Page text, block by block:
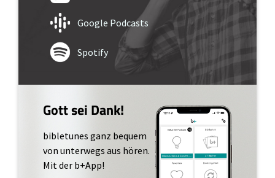
Google Podcasts
Spotify
Gott sei Dank!
bibletunes ganz bequem
von unterwegs aus hören.
Mit der b+App!